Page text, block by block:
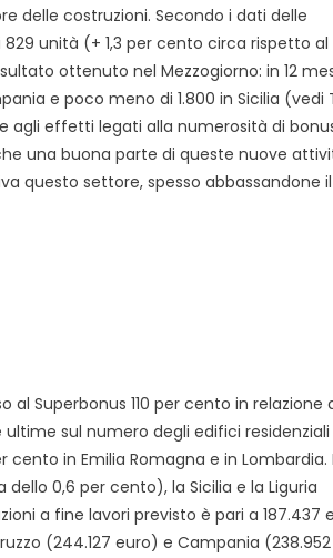
delle costruzioni. Secondo i dati delle
unità (+ 1,3 per cento circa rispetto al
ottenuto nel Mezzogiorno: in 12
e poco meno di 1.800 in Sicilia (vedi
agli effetti legati alla numerosità di
una buona parte di queste nuove
questo settore, spesso abbassandone il
Superbonus 110 per cento in relazione
ultime sul numero degli edifici residenziali
cento in Emilia Romagna e in Lombardia.
0,6 per cento), la Sicilia e la Liguria
a fine lavori previsto è pari a 187.437
(244.127 euro) e Campania (238.952